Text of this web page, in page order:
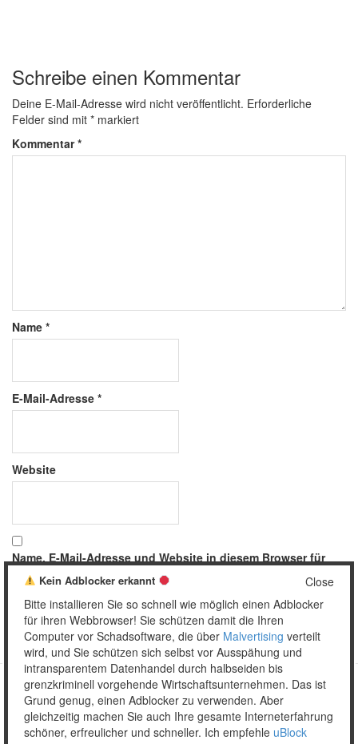
Schreibe einen Kommentar
Deine E-Mail-Adresse wird nicht veröffentlicht. Erforderliche
Felder sind mit * markiert
Kommentar*
Name *
E-Mail-Adresse *
Website
Name, E-Mail-Adresse und Website in diesem Browser für
meinen nächsten Kommentar speichern.
Copyright © 2026 Unser täglich Spam.
MobileWordPress Theme by themehall.com
Close
Kein Adblocker erkannt
Bitte installieren Sie so schnell wie möglich einen Adblocker
für ihren Webbrowser! Sie schützen damit die Ihren
Computer vor Schadsoftware, die über Malvertising verteilt
wird, und Sie schützen sich selbst vor Ausspähung und
intransparentem Datenhandel durch halbseiden bis
grenzkriminell vorgehende Wirtschaftsunternehmen. Das ist
Grund genug, einen Adblocker zu verwenden. Aber
gleichzeitig machen Sie auch Ihre gesamte Interneterfahrung
schöner, erfreulicher und schneller. Ich empfehle uBlock